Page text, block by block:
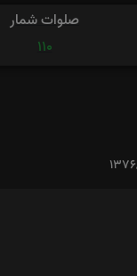
صلوات شمار
110